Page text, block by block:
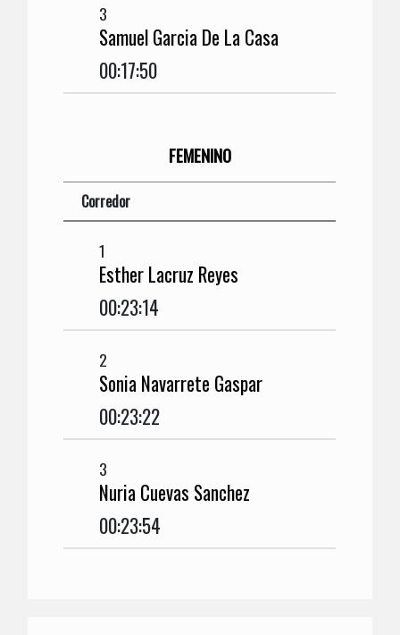
3
Samuel Garcia De La Casa
00:17:50
FEMENINO
Corredor
1
Esther Lacruz Reyes
00:23:14
2
Sonia Navarrete Gaspar
00:23:22
3
Nuria Cuevas Sanchez
00:23:54